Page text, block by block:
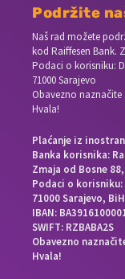
Podržite
Naš rad možete
kod Raiffesen Bank.
Podaci o korisniku:
71000 Sarajevo
Obavezno
Hvala!
Plaćanje iz
Banka korisnika:
Zmaja od Bosne
Podaci o korisniku:
71000 Sarajevo, BiH
IBAN:
SWIFT: RZBABA2S
Obavezno
Hvala!